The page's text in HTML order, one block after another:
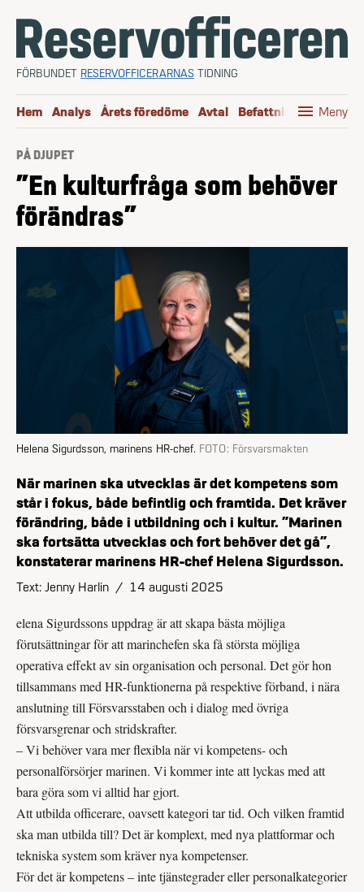
FÖRBUNDET RESERVOFFICERARNAS TIDNING
Hem Analys Årets föredöme Avtal Befattningen
menu Meny
PÅ DJUPET
”En kultur­fråga som behöver
förändras”
Helena Sigurdsson, marinens HR-chef. FOTO: Försvarsmakten
När marinen ska utvecklas är det kompetens som
står i fokus, både befintlig och framtida. Det kräver
förändring, både i utbildning och i kultur. ”Marinen
ska fortsätta utvecklas och fort behöver det gå”,
konstaterar marinens HR-chef Helena Sigurdsson.
Text: Jenny Harlin / 14 augusti 2025
elena Sigurdssons uppdrag är att skapa bästa möjliga
förutsättningar för att marinchefen ska få största möjliga
operativa effekt av sin organisation och personal. Det gör hon
tillsammans med HR-funktionerna på respektive förband, i nära
anslutning till Försvarsstaben och i dialog med övriga
försvarsgrenar och stridskrafter.
– Vi behöver vara mer flexibla när vi kompetens- och
personalförsörjer marinen. Vi kommer inte att lyckas med att
bara göra som vi alltid har gjort.
Att utbilda officerare, oavsett kategori tar tid. Och vilken framtid
ska man utbilda till? Det är komplext, med nya plattformar och
tekniska system som kräver nya kompetenser.
För det är kompetens – inte tjänstegrader eller personalkategorier